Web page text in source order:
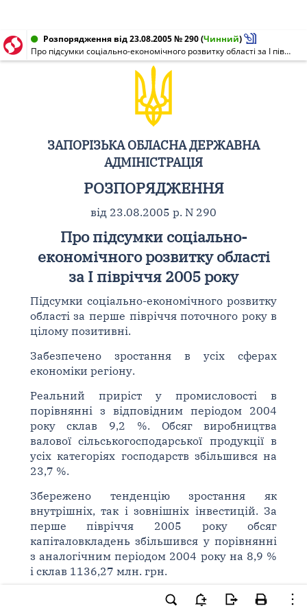
Розпорядження від 23.08.2005 № 290(Чинний)
Про підсумки соціально-економічного розвитку області за I півріччя 2005 року
ЗАПОРІЗЬКА ОБЛАСНА ДЕРЖАВНА
АДМІНІСТРАЦІЯ
РОЗПОРЯДЖЕННЯ
від 23.08.2005 р. N 290
Про підсумки соціально-
економічного розвитку області
за I півріччя 2005 року
Підсумки соціально-економічного розвитку
області за перше півріччя поточного року в
цілому позитивні.
Забезпечено зростання в усіх сферах
економіки регіону.
Реальний приріст у промисловості в
порівнянні з відповідним періодом 2004
року склав 9,2 %. Обсяг виробництва
валової сільськогосподарської продукції в
усіх категоріях господарств збільшився на
23,7 %.
Збережено тенденцію зростання як
внутрішніх, так і зовнішніх інвестицій. За
перше півріччя 2005 року обсяг
капіталовкладень збільшився у порівнянні
з аналогічним періодом 2004 року на 8,9 %
і склав 1136,27 млн. грн.
Відновлено динаміку зростання прямих